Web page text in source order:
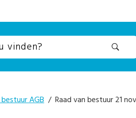
AGB / Raad van bestuur 21